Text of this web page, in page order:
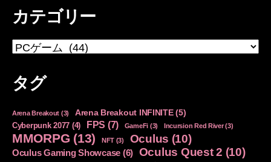
カテゴリー
カ
テ
リ
タグ
Arena Breakout (3) Arena Breakout INFINITE(5)
Cyberpunk 2077 (4) FPS (7) GameFi (3) Incursion Red River(3)
MMORPG (13) NFT(3) Oculus (10)
Oculus Gaming Showcase (6) Oculus Quest 2 (10)